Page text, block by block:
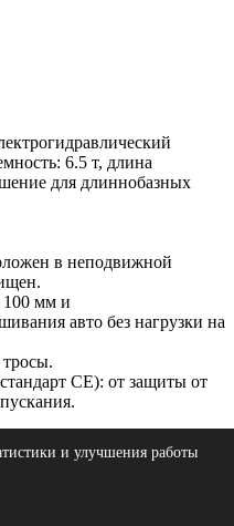
6.5 т, длина
для длиннобазных
в неподвижной
100 мм и
авто без нагрузки на
CE): от защиты от
и улучшения работы